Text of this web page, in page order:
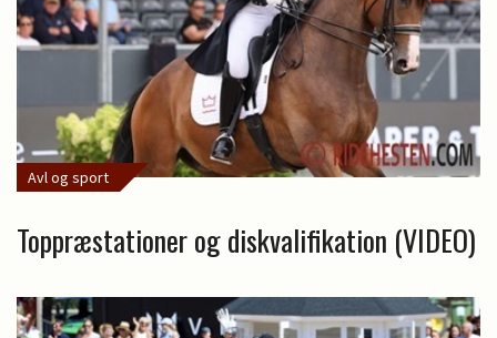
Avl og sport
Toppræstationer og diskvalifikation (VIDEO)